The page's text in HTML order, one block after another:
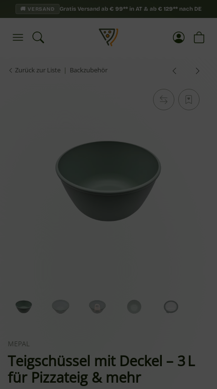
🚚 VERSAND Gratis Versand ab € 99** in AT & ab € 129** nach DE
Zurück zur Liste Backzubehör
MEPAL
Teigschüssel mit Deckel – 3 L
für Pizzateig & mehr